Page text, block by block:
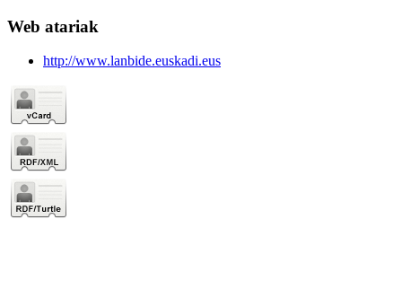
Web atariak
http://www.lanbide.euskadi.eus